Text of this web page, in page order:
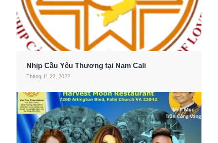
Nhịp Cầu Yêu Thương tại Nam Cali
Tháng 11 22, 2022